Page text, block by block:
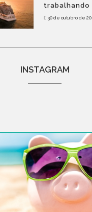
trabalhando
30 de outubro de
INSTAGRAM